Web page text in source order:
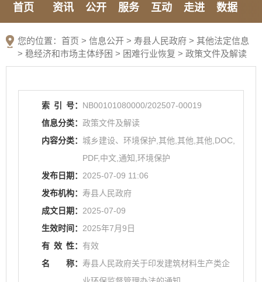
首页 资讯 公开 服务 互动 走进
数据
您的位置： 首页 > 信息公开 > 寿县人民政府 > 其他法定信息
> 稳经济和市场主体纾困 > 困难行业恢复 > 政策文件及解读
索 引 号： NB00101080000/202507-00019
信息分类： 政策文件及解读
内容分类： 城乡建设、环境保护,其他,其他,其他,DOC,
PDF,中文,通知,环境保护
发布日期： 2025-07-09 11:06
发布机构： 寿县人民政府
成文日期： 2025-07-09
生效时间： 2025年7月9日
有 效 性： 有效
名
称： 寿县人民政府关于印发建筑材料生产类企